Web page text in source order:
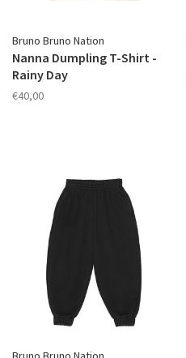
Bruno Bruno Nation
Nanna Dumpling T-Shirt -
Rainy Day
€40,00